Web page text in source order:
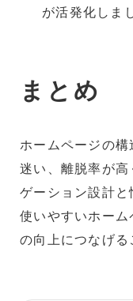
が活発化しま
まとめ
ホームページの
迷い、離脱率が
ゲーション設計と
使いやすいホー
の向上につなげる